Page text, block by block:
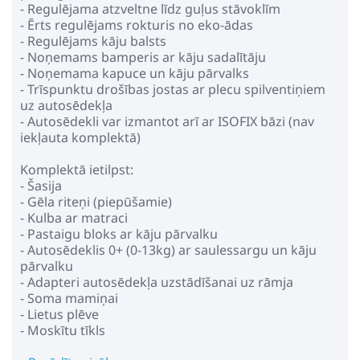
- Regulējama atzveltne līdz guļus stāvoklīm
- Ērts regulējams rokturis no eko-ādas
- Regulējams kāju balsts
- Noņemams bamperis ar kāju sadalītāju
- Noņemama kapuce un kāju pārvalks
- Trīspunktu drošības jostas ar plecu spilventiņiem
uz autosēdekļa
- Autosēdekli var izmantot arī ar ISOFIX bāzi (nav
iekļauta komplektā)
Komplektā ietilpst:
- Šasija
- Gēla riteņi (piepūšamie)
- Kulba ar matraci
- Pastaigu bloks ar kāju pārvalku
- Autosēdeklis 0+ (0-13kg) ar saulessargu un kāju
pārvalku
- Adapteri autosēdekļa uzstādīšanai uz rāmja
- Soma mamiņai
- Lietus plēve
- Moskītu tīkls